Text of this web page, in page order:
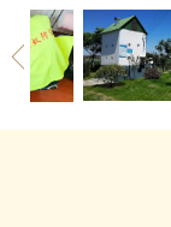
如皋草地除